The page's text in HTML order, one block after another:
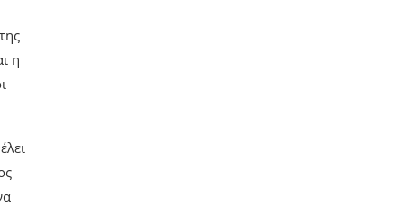
η